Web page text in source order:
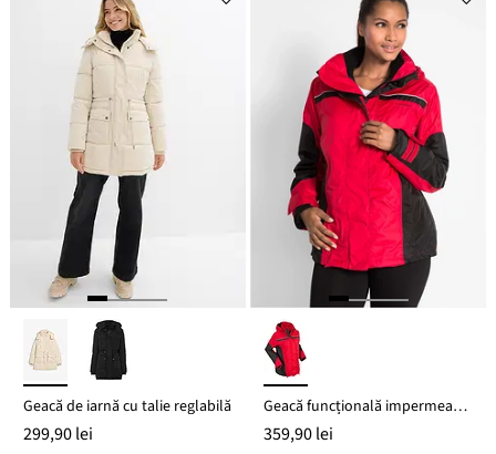
Geacă de iarnă cu talie reglabilă
299,90 lei
Geacă funcțională impermeabilă
359,90 lei